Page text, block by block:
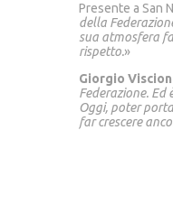
Presente a San
della
sua atmosfera
rispetto.»
Giorgio
Federazione. Ed
Oggi, poter
far crescere